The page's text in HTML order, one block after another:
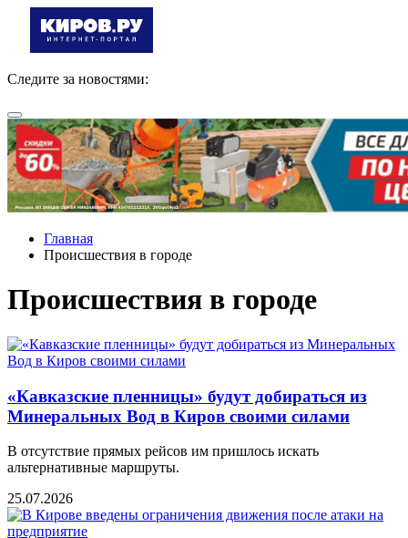
Следите за новостями:
Главная
Происшествия в городе
Происшествия в городе
«Кавказские пленницы» будут добираться из
Минеральных Вод в Киров своими силами
В отсутствие прямых рейсов им пришлось искать
альтернативные маршруты.
25.07.2026